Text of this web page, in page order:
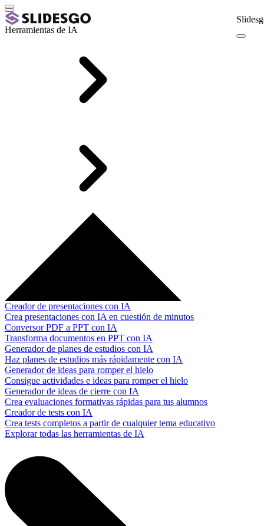
Herramientas de IA
Creador de presentaciones con IA
Crea presentaciones con IA en cuestión de minutos
Conversor PDF a PPT con IA
Transforma documentos en PPT con IA
Generador de planes de estudios con IA
Haz planes de estudios más rápidamente con IA
Generador de ideas para romper el hielo
Consigue actividades e ideas para romper el hielo
Generador de ideas de cierre con IA
Crea evaluaciones formativas rápidas para tus alumnos
Creador de tests con IA
Crea tests completos a partir de cualquier tema educativo
Explorar todas las herramientas de IA